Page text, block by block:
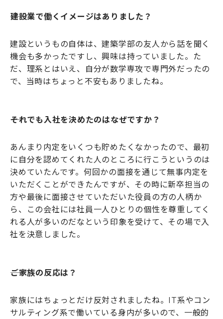
――建設業で働くイメージはありました？
建設というもの自体は、建築学部の友人から話を聞く
機会も多かったですし、興味は持っていました。た
だ、理系とはいえ、自分が数学専攻で専門外だったの
で、当時はちょっと不安もありましたね。
――それでも入社を決めたのはなぜですか？
あんまり内定をいくつも貯めたくなかったので、最初
に自分を認めてくれた人のところに行こうというのは
決めていたんです。何回かの面接を通じて無事内定を
いただくことができたんですが、その時に新卒担当の
方や最後に面接させていただいた役員の方の人柄か
ら、この会社には社員一人ひとりの個性を尊重してく
れる人が多いのだなという印象を受けて、その場で入
社を決意しました。
――ご家族の反応は？
家族にはちょっとだけ反対されましたね。IT系やコン
サルティング系で働いている身内が多いので、一般的